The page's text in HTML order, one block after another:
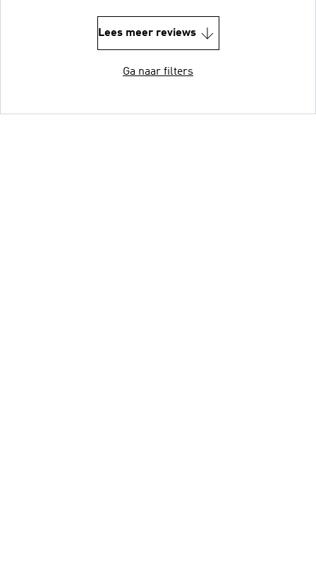
Lees meer reviews
Ga naar filters